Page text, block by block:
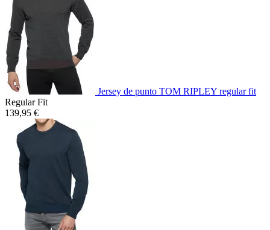
Jersey de punto TOM RIPLEY regular fit
Regular Fit
139,95 €